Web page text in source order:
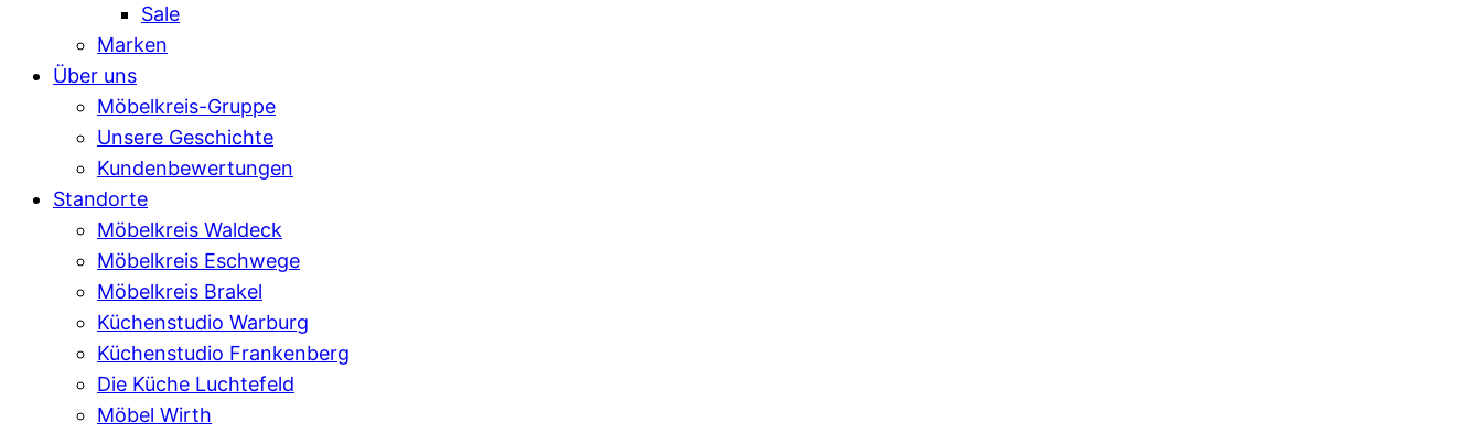
Sale
Marken
Über uns
Möbelkreis-Gruppe
Unsere Geschichte
Kundenbewertungen
Standorte
Möbelkreis Waldeck
Möbelkreis Eschwege
Möbelkreis Brakel
Küchenstudio Warburg
Küchenstudio Frankenberg
Die Küche Luchtefeld
Möbel Wirth